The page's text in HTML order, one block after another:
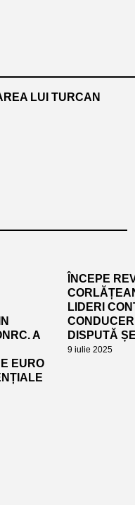
LUI TURCAN
A
EURO
ÎNCEPE
LIDERI
DISPUTĂ
9 iulie 2025